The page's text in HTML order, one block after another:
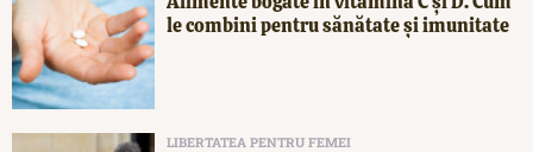
le combini pentru sănătate și imunitate
LIBERTATEA PENTRU FEMEI